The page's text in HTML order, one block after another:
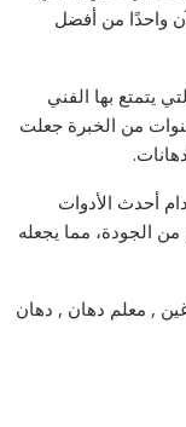
واحدًا من أفضل
يتمتع بها الفني
من الخبرة جعلت
أحدث الأدوات
الجودة، مما يجعله